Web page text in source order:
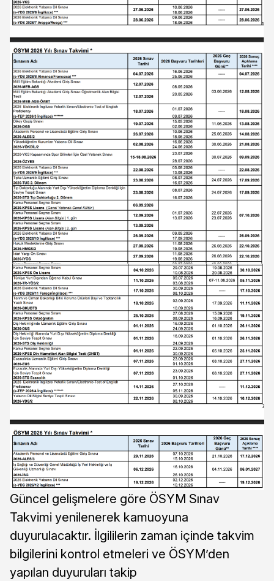
Güncel gelişmelere göre ÖSYM Sınav
Takvimi yenilenerek kamuoyuna
duyurulacaktır. İlgililerin zaman içinde takvim
bilgilerini kontrol etmeleri ve ÖSYM’den
yapılan duyuruları takip